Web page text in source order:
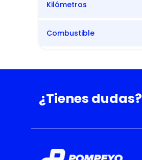
Kilómetros
Combustible
¿Tienes dudas?